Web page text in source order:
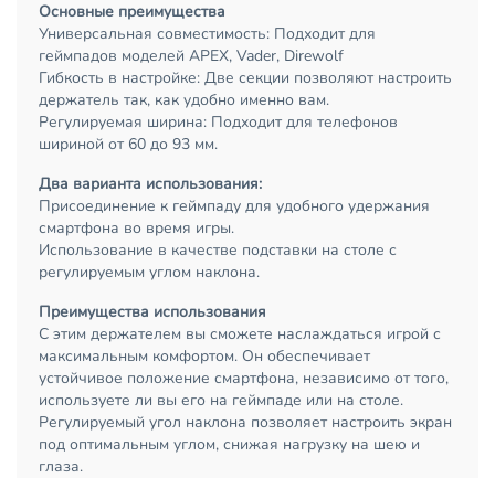
Основные преимущества
Универсальная совместимость: Подходит для
геймпадов моделей APEX, Vader, Direwolf
Гибкость в настройке: Две секции позволяют настроить
держатель так, как удобно именно вам.
Регулируемая ширина: Подходит для телефонов
шириной от 60 до 93 мм.
Два варианта использования:
Присоединение к геймпаду для удобного удержания
смартфона во время игры.
Использование в качестве подставки на столе с
регулируемым углом наклона.
Преимущества использования
С этим держателем вы сможете наслаждаться игрой с
максимальным комфортом. Он обеспечивает
устойчивое положение смартфона, независимо от того,
используете ли вы его на геймпаде или на столе.
Регулируемый угол наклона позволяет настроить экран
под оптимальным углом, снижая нагрузку на шею и
глаза.